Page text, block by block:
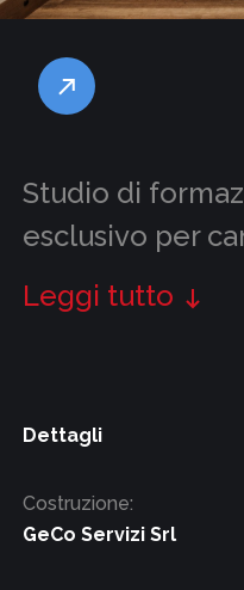
Studio di
esclusivo per
Leggi tutto
Dettagli
Costruzione:
GeCo Servizi Srl